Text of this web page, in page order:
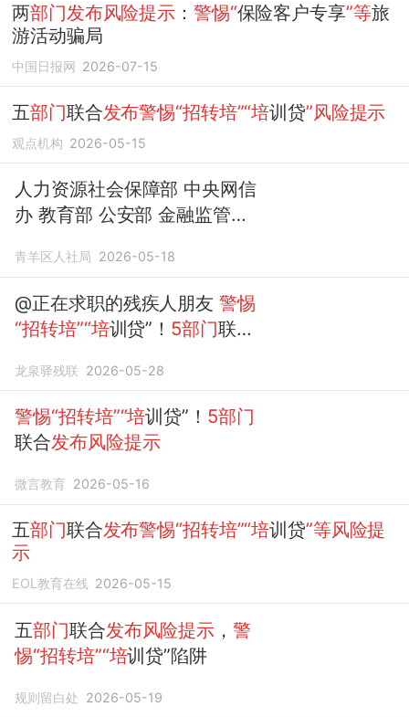
两部门发布风险提示 ： 警惕“保险客户专享”等旅
游活动骗局
中国日报网 2026-07-15
五部门联合发布警惕“招转培”“培训贷”风险提示
观点机构 2026-05-15
人力资源社会保障部 中央网信
办 教育部 公安部 金融监管总
贷”等风险提示
青羊区人社局 2026-05-18
@正在求职的残疾人朋友 警惕
“招转培”“培训贷”！ 5部门联合
龙泉驿残联 2026-05-28
警惕“招转培”“培训贷”！ 5部门
联合发布风险提示
微言教育 2026-05-16
五部门联合发布警惕“招转培”“培训贷”等风险提
示
EOL教育在线 2026-05-15
五部门联合发布风险提示 ， 警
惕“招转培”“培训贷”陷阱
规则留白处 2026-05-19